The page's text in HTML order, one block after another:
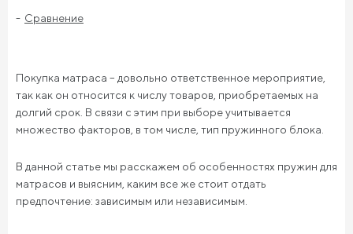
Сравнение
Покупка матраса – довольно ответственное мероприятие,
так как он относится к числу товаров, приобретаемых на
долгий срок. В связи с этим при выборе учитывается
множество факторов, в том числе, тип пружинного блока.
В данной статье мы расскажем об особенностях пружин для
матрасов и выясним, каким все же стоит отдать
предпочтение: зависимым или независимым.